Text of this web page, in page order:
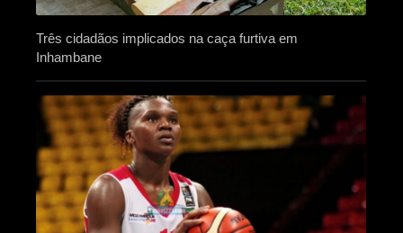
Três cidadãos implicados na caça furtiva em
Inhambane